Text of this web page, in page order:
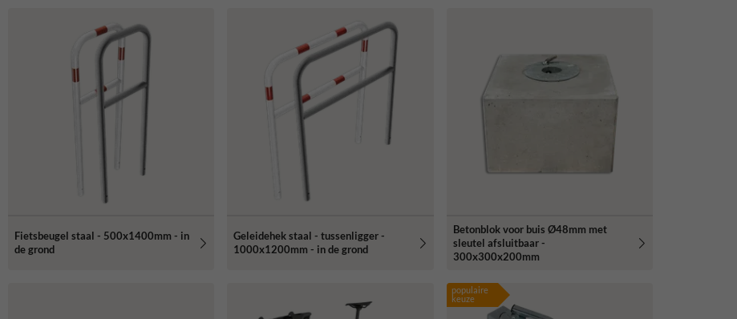
Fietsbeugel staal - 500x1400mm - in
de grond
Geleidehek staal - tussenligger -
1000x1200mm - in de grond
Betonblok voor buis Ø48mm met
sleutel afsluitbaar -
300x300x200mm
populaire
keuze